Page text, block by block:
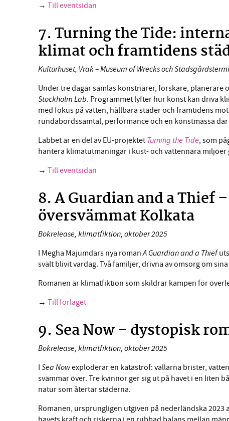
→ Till eventsidan
7. Turning the Tide:
klimat och framtidens
Kulturhuset, Vrak – Museum of Wrecks och
Under tre dagar samlas konstnärer, forskare, planerare
Stockholm Lab. Programmet lyfter hur konst kan driva
med fokus på vatten, hållbara städer och framtidens
rundabordssamtal, performance och en konstmässa
Labbet är en del av EU-projektet Turning the Tide, som
hantera klimatutmaningar i kust- och vattennära
→ Till eventsidan
8. A Guardian and a Thief
översvämmat Kolkata
Bokrelease, klimatfiktion, oktober 2025
I Megha Majumdars nya romanA Guardian and a Thief
svält blivit vardag. Två familjer, drivna av omsorg om
Romanen är klimatfiktion som skildrar kampen för
→ Till förlaget
9. Sea Now – dystopisk
Bokrelease, klimatfiktion, oktober 2025
I Sea Nowexploderar en katastrof: vallarna brister,
svämmar över. Tre kvinnor ger sig ut på havet i en liten
natur som återtar städerna.
Romanen, ursprungligen utgiven på nederländska